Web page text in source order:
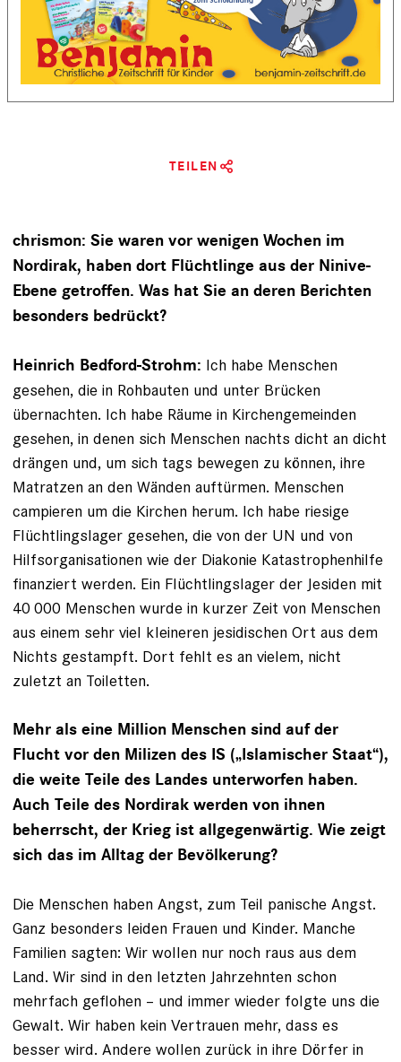
TEILEN
chrismon: Sie waren vor wenigen Wochen im
Nordirak, haben dort Flüchtlinge aus der Ninive-
Ebene getroffen. Was hat Sie an deren Berichten
besonders bedrückt?
Heinrich Bedford-Strohm: Ich habe Menschen
gesehen, die in Rohbauten und unter Brücken
übernachten. Ich habe Räume in Kirchengemeinden
gesehen, in denen sich Menschen nachts dicht an dicht
drängen und, um sich tags bewegen zu können, ihre
Matratzen an den Wänden auftürmen. Menschen
campieren um die Kirchen herum. Ich habe riesige
Flüchtlingslager gesehen, die von der UN und von
Hilfsorganisationen wie der Diakonie Katastrophen­hilfe
finanziert werden. Ein Flüchtlingslager der Jesiden mit
40 000 Menschen wurde in kurzer Zeit von Menschen
aus einem sehr viel kleineren jesidischen Ort aus dem
Nichts gestampft. Dort fehlt es an vielem, nicht
zuletzt an Toiletten.
Mehr als eine Million Menschen sind auf der
Flucht vor den Milizen des IS („Islamischer Staat“),
die weite Teile des Landes unterworfen haben.
Auch Teile des Nordirak werden von ihnen
beherrscht, der Krieg ist allgegenwärtig. Wie zeigt
sich das im Alltag der Bevölkerung?
Die Menschen haben Angst, zum Teil panische Angst.
Ganz besonders leiden Frauen und Kinder. Manche
Familien sagten: Wir wollen nur noch raus aus dem
Land. Wir sind in den letzten Jahrzehnten schon
mehrfach geflohen – und immer wieder folgte uns die
Gewalt. Wir haben kein Vertrauen mehr, dass es
besser wird. Andere wollen zurück in ihre Dörfer in